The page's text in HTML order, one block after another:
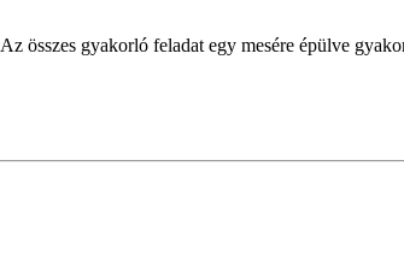
összes gyakorló feladat egy mesére épülve